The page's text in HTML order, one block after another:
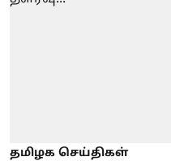
தமிழக செய்திகள்